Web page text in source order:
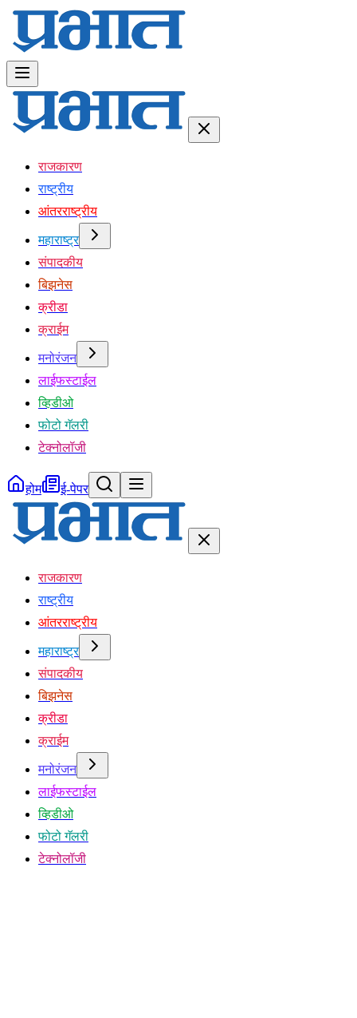
राजकारण
राष्ट्रीय
आंतरराष्ट्रीय
महाराष्ट्र
संपादकीय
बिझनेस
क्रीडा
क्राईम
मनोरंजन
लाईफस्टाईल
व्हिडीओ
फोटो गॅलरी
टेक्नोलॉजी
होम ई-पेपर
राजकारण
राष्ट्रीय
आंतरराष्ट्रीय
महाराष्ट्र
संपादकीय
बिझनेस
क्रीडा
क्राईम
मनोरंजन
लाईफस्टाईल
व्हिडीओ
फोटो गॅलरी
टेक्नोलॉजी